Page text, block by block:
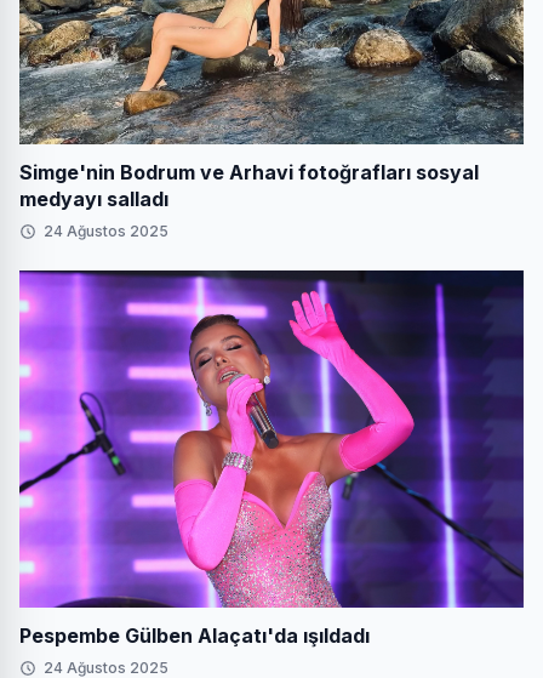
Simge'nin Bodrum ve Arhavi fotoğrafları sosyal
medyayı salladı
24 Ağustos 2025
Pespembe Gülben Alaçatı'da ışıldadı
24 Ağustos 2025